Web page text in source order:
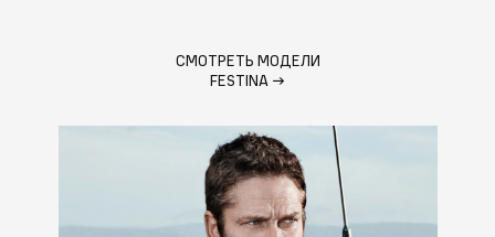
СМОТРЕТЬ МОДЕЛИ
FESTINA →